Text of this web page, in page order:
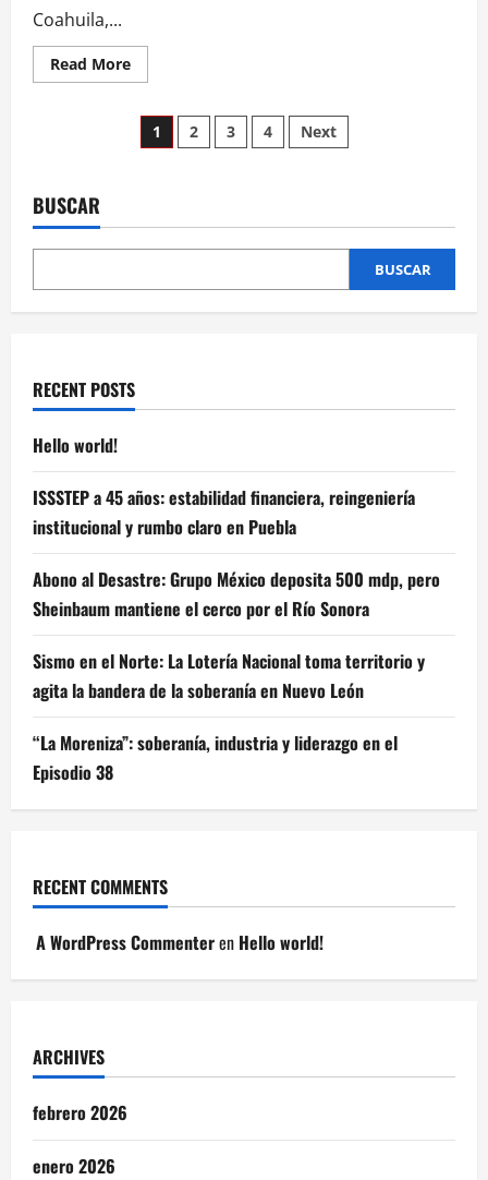
Coahuila,...
Read MoreRead
more
instala
Comité
visión
estratégica
Paginación
entradas
1 2 3 4 Next
BUSCAR
BUSCAR
RECENT POSTS
Hello world!
ISSSTEP a 45 años: estabilidad financiera, reingeniería
institucional y rumbo claro en Puebla
Abono al Desastre: Grupo México deposita 500 mdp, pero
Sheinbaum mantiene el cerco por el Río Sonora
Sismo en el Norte: La Lotería Nacional toma territorio y
agita la bandera de la soberanía en Nuevo León
“La Moreniza”: soberanía, industria y liderazgo en el
Episodio 38
RECENT COMMENTS
A WordPress Commenteren Hello world!
ARCHIVES
febrero 2026
enero 2026